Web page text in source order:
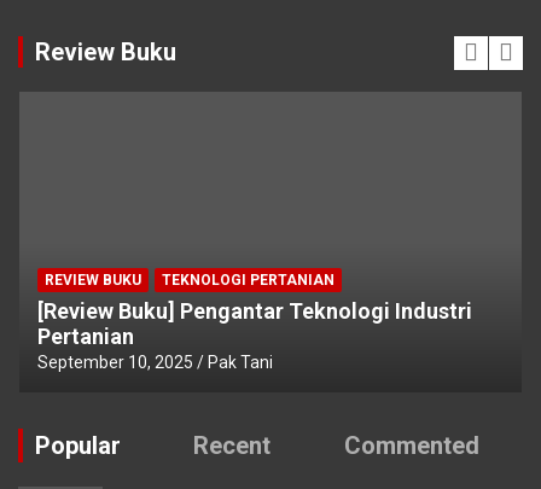
Review Buku
REVIEW BUKU TEKNOLOGI PERTANIAN
[Review Buku] Pengantar Teknologi Industri
Pertanian
September 10, 2025 Pak Tani
Popular Recent Commented